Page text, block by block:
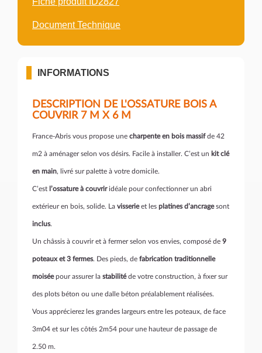
Document Technique
INFORMATIONS
DESCRIPTION DE L'OSSATURE BOIS A
COUVRIR 7 M X 6 M
France-Abris vous propose une charpente en bois massifde 42
m2 à aménager selon vos désirs. Facile à installer. C’est un kit clé
en main, livré sur palette à votre domicile.
C’est l’ossature à couvriridéale pour confectionner un abri
extérieur en bois, solide. La visserieet les platines d’ancragesont
inclus.
Un châssis à couvrir et à fermer selon vos envies, composé de 9
poteaux et 3 fermes. Des pieds, de fabrication traditionnelle
moiséepour assurer la stabilitéde votre construction, à fixer sur
des plots béton ou une dalle béton préalablement réalisées.
Vous apprécierez les grandes largeurs entre les poteaux, de face
3m04 et sur les côtés 2m54 pour une hauteur de passage de
2.50 m.